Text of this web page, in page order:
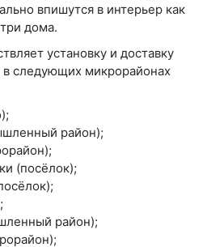
впишутся в интерьер как
дома.
установку и доставку
следующих микрорайонах
район);
(посёлок);
район);